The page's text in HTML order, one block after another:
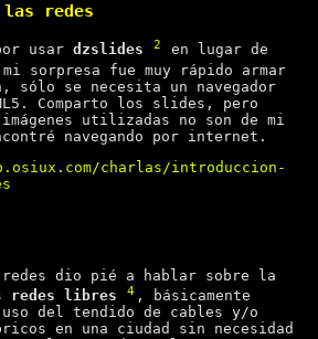
redes
usar dzslides 2
en lugar de
sorpresa fue muy rápido armar
sólo se necesita un navegador
Comparto los slides, pero
utilizadas no son de mi
navegando por internet.
charlas/introduccion-
dio pié a hablar sobre la
redes libres 4 , básicamente
uso del tendido de cables y/o
en una ciudad sin necesidad